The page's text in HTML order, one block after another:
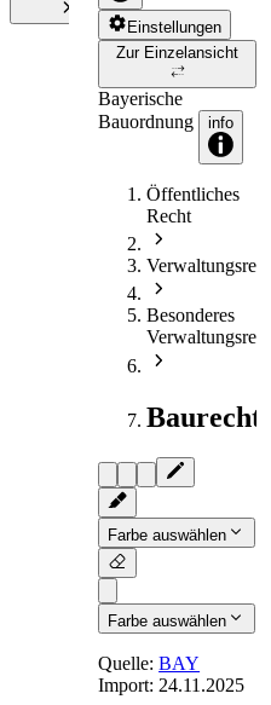
Einstellungen
Zur Einzelansicht
Bayerische
Bauordnung
info
Öffentliches
Recht
Verwaltungsrecht
Besonderes
Verwaltungsrecht
Baurecht
Farbe auswählen
Farbe auswählen
Quelle:BAY
Import:24.11.2025